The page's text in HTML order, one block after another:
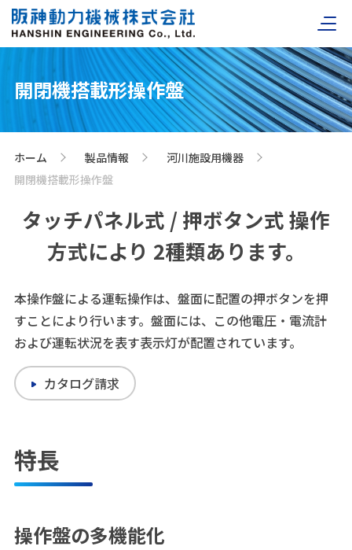
開閉機搭載形操作盤
ホーム 製品情報 河川施設用機器
開閉機搭載形操作盤
タッチパネル式 / 押ボタン式 操作
方式により 2種類あります。
本操作盤による運転操作は、盤面に配置の押ボタンを押
すことにより行います。盤面には、この他電圧・電流計
および運転状況を表す表示灯が配置されています。
カタログ請求
特長
操作盤の多機能化